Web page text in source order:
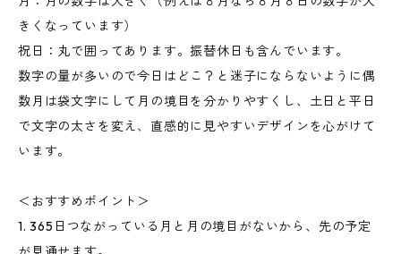
きくなっています）
祝日：丸で囲ってあります。振替休日も含んでいます。
数字の量が多いので今日はどこ？と迷子にならないように偶
数月は袋文字にして月の境目を分かりやすくし、土日と平日
で文字の太さを変え、直感的に見やすいデザインを心がけて
います。
＜おすすめポイント＞
1. 365日つながっている月と月の境目がないから、先の予定